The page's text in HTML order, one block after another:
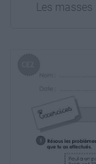
Les
Mesures
 Résoudre
CE2